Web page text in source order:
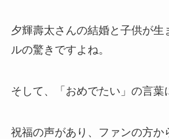
夕輝壽太さんの結婚と子供が生
ルの驚きですよね。
そして、「おめでたい」の言葉
祝福の声があり、ファンの方か